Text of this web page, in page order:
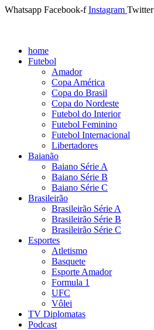
Whatsapp Facebook-f Instagram Twitter
home
Futebol
Amador
Copa América
Copa do Brasil
Copa do Nordeste
Futebol do Interior
Futebol Feminino
Futebol Internacional
Libertadores
Baianão
Baiano Série A
Baiano Série B
Baiano Série C
Brasileirão
Brasileirão Série A
Brasileirão Série B
Brasileirão Série C
Esportes
Atletismo
Basquete
Esporte Amador
Formula 1
UFC
Vôlei
TV Diplomatas
Podcast